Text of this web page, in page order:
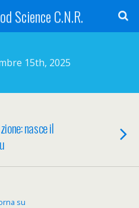
Science C.N.R.
15th, 2025
nasce il
su